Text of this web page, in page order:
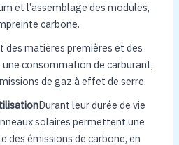
et l’assemblage des modules,
carbone.
des matières premières et des
consommation de carburant,
de gaz à effet de serre.
Durant leur durée de vie
solaires permettent une
des émissions de carbone, en